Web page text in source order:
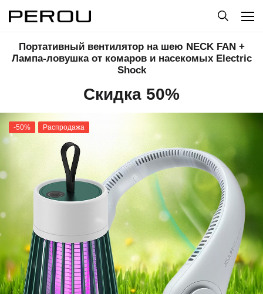
Портативный вентилятор на шею NECK FAN +
Лампа-ловушка от комаров и насекомых Electric
Shock
Скидка 50%
-50% Распродажа